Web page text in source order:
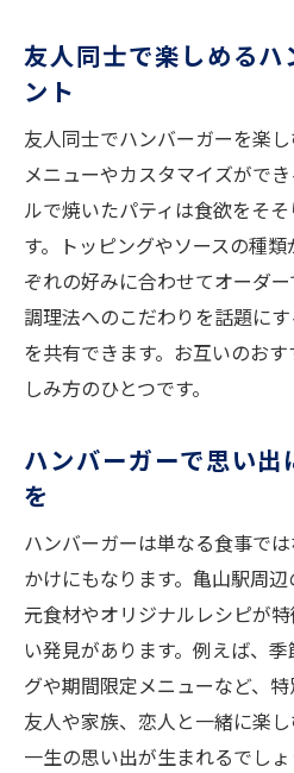
友人同士で楽しめる
ント
友人同士でハンバーガーを楽
メニューやカスタマイズがで
ルで焼いたパティは食欲をそ
す。トッピングやソースの種
ぞれの好みに合わせてオーダ
調理法へのこだわりを話題に
を共有できます。お互いのお
しみ方のひとつです。
ハンバーガーで思い
を
ハンバーガーは単なる食事で
かけにもなります。亀山駅周
元食材やオリジナルレシピが
い発見があります。例えば、
グや期間限定メニューなど、特
友人や家族、恋人と一緒に楽
一生の思い出が生まれるでしょ